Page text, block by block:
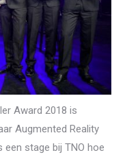
Award 2018 is
Augmented Reality
stage bij TNO hoe